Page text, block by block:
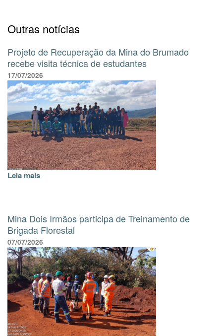
Outras notícias
Projeto de Recuperação da Mina do Brumado
recebe visita técnica de estudantes
17/07/2026
Leia mais
Mina Dois Irmãos participa de Treinamento de
Brigada Florestal
07/07/2026